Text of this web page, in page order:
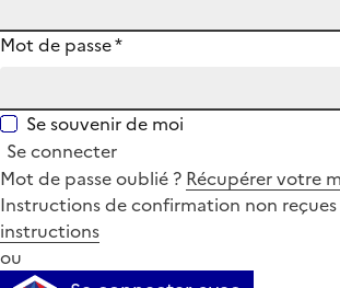
Mot de passe*
Se souvenir de moi
Se connecter
Mot de passe oublié ? Récupérer votre
Instructions de confirmation non reçues
instructions
ou